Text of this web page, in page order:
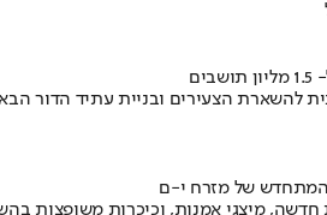
להשארת הצעירים ובניית עתיד הדור
המתחדש של מזרח י-ם